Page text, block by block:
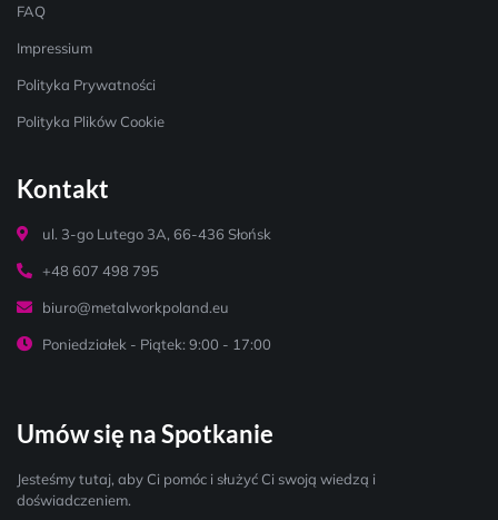
FAQ
Impressium
Polityka Prywatności
Polityka Plików Cookie
Kontakt
ul. 3-go Lutego 3A, 66-436 Słońsk
+48 607 498 795
biuro@metalworkpoland.eu
Poniedziałek - Piątek: 9:00 - 17:00
Umów się na Spotkanie
Jesteśmy tutaj, aby Ci pomóc i służyć Ci swoją wiedzą i
doświadczeniem.